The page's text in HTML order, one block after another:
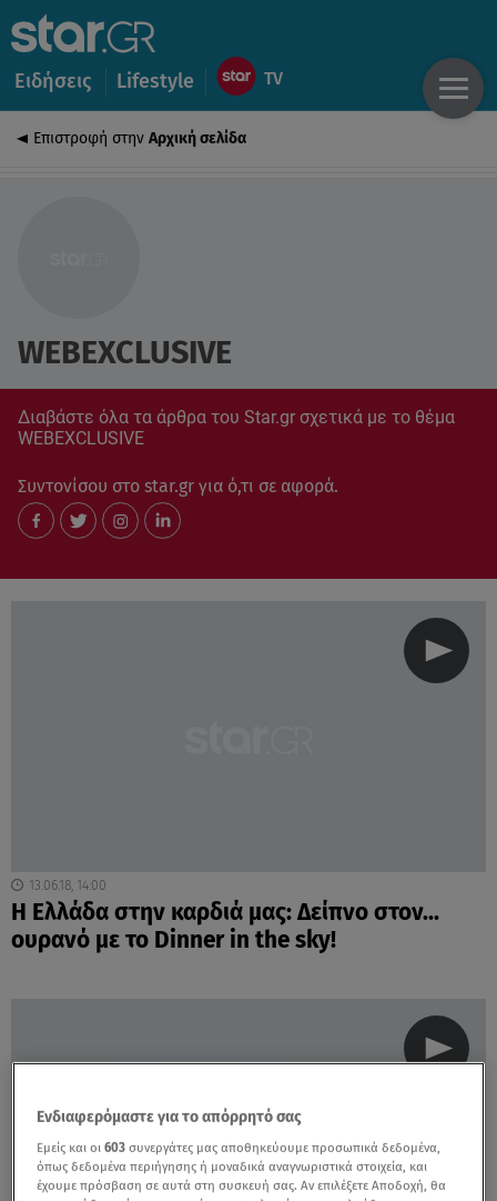
Ειδήσεις Lifestyle
Επιστροφή στην Αρχική σελίδα
WEBEXCLUSIVE
Διαβάστε όλα τα άρθρα του Star.gr σχετικά με το θέμα
WEBEXCLUSIVE
Συντονίσου στο star.gr για ό,τι σε αφορά.
13.06.18, 14:00
Η Ελλάδα στην καρδιά μας: Δείπνο στον...
ουρανό με το Dinner in the sky!
Ενδιαφερόμαστε για το απόρρητό σας
Εμείς και οι603 συνεργάτες μας αποθηκεύουμε προσωπικά δεδομένα,
όπως δεδομένα περιήγησης ή μοναδικά αναγνωριστικά στοιχεία, και
έχουμε πρόσβαση σε αυτά στη συσκευή σας. Αν επιλέξετε Αποδοχή, θα